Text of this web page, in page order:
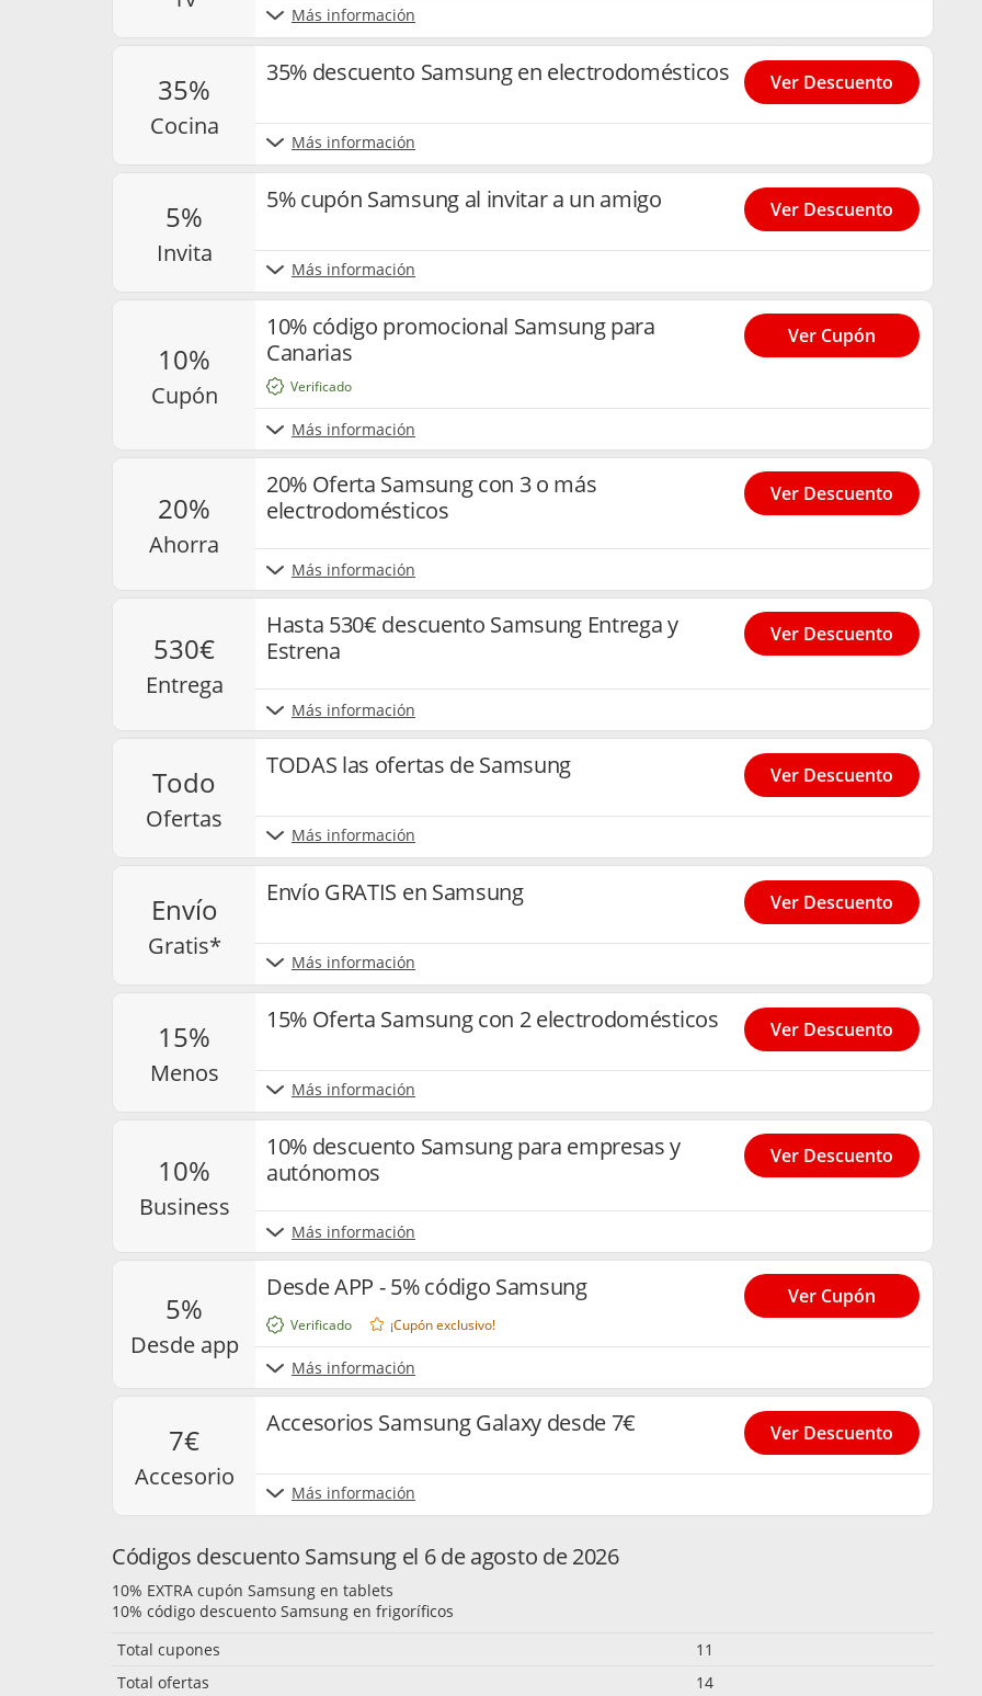
Más información
35%
cocina
35% descuento Samsung en electrodomésticos
Más información
Ver Descuento
5%
invita
5% cupón Samsung al invitar a un amigo
Más información
Ver Descuento
10%
cupón
10% código promocional Samsung para
Canarias
Más información
Verificado
Ver Cupón
20%
ahorra
20% Oferta Samsung con 3 o más
electrodomésticos
Más información
Ver Descuento
530€
entrega
Hasta 530€ descuento Samsung Entrega y
Estrena
Más información
Ver Descuento
todo
ofertas
TODAS las ofertas de Samsung
Más información
Ver Descuento
envío
gratis*
Envío GRATIS en Samsung
Más información
Ver Descuento
15%
menos
15% Oferta Samsung con 2 electrodomésticos
Más información
Ver Descuento
10%
business
10% descuento Samsung para empresas y
autónomos
Más información
Ver Descuento
5%
desde app
Desde APP - 5% código Samsung
Más información
¡Cupón exclusivo!
Verificado
Ver Cupón
7€
accesorio
Accesorios Samsung Galaxy desde 7€
Más información
Ver Descuento
Códigos descuento Samsung el 6 de agosto de 2026
10% EXTRA cupón Samsung en tablets
10% código descuento Samsung en frigoríficos
Total cupones
11
Total ofertas
14